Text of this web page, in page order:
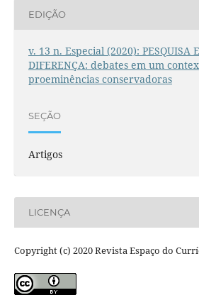
EDIÇÃO
v. 13 n. Especial (2020): PESQUISA
DIFERENÇA: debates em um
proeminências conservadoras
SEÇÃO
Artigos
LICENÇA
Copyright (c) 2020 Revista Espaço do